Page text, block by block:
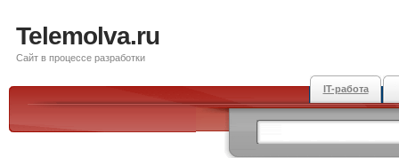
Telemolva.ru
Сайт в процессе разработки
IT-работа